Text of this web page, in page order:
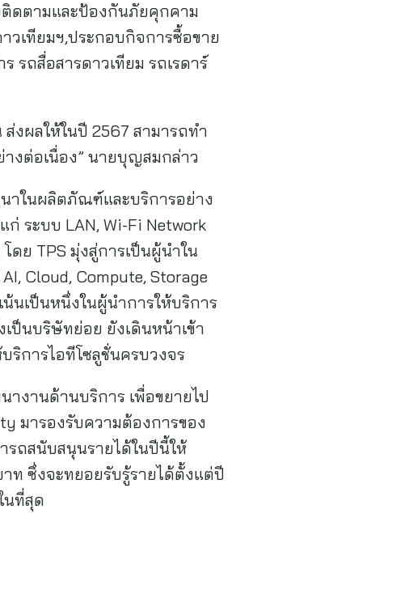
ติดตามและป้องกันภัยคุกคาม
วเทียมฯ,ประกอบกิจการซื้อขาย
รถสื่อสารดาวเทียม รถเรดาร์
งผลให้ในปี 2567 สามารถทำ
างต่อเนื่อง” นายบุญสมกล่าว
าในผลิตภัณฑ์และบริการอย่าง
ระบบ LAN, Wi-Fi Network
ดย TPS มุ่งสู่การเป็นผู้นำใน
Cloud, Compute, Storage
นเป็นหนึ่งในผู้นำการให้บริการ
ป็นบริษัทย่อย ยังเดินหน้าเข้า
ริการไอทีโซลูชั่นครบวงจร
างานด้านบริการ เพื่อขยายไป
มารองรับความต้องการของ
รถสนับสนุนรายได้ในปีนี้ให้
ท ซึ่งจะทยอยรับรู้รายได้ตั้งแต่ปี
นที่สุด